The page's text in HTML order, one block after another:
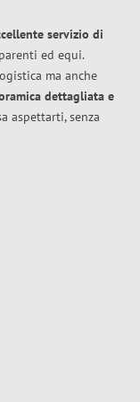
servizio di
ed equi.
ma anche
dettagliata e
aspettarti, senza